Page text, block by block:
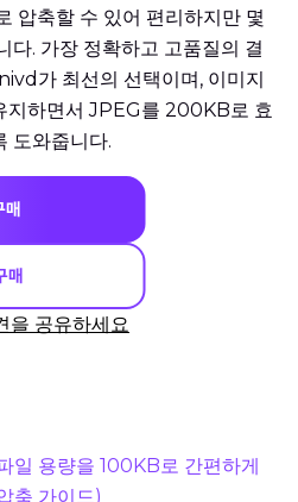
압축할 수 있어 편리하지만 몇
다. 가장 정확하고 고품질의 결
가 최선의 선택이며, 이미지
지하면서 JPEG를 200KB로 효
도와줍니다.
을 공유하세요
일 용량을 100KB로 간편하게
축 가이드)